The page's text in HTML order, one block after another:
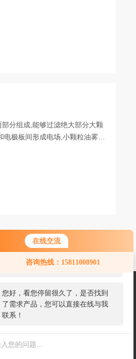
在线交流
咨询热线：15811008901
服务，请问您要咨询什么问题呢？
您好，看您停留很久了，是否找到
了需求产品，您可以直接在线与我
联系！
分组成,能够过滤绝大部分大颗
极板间形成电场,小颗粒油雾进